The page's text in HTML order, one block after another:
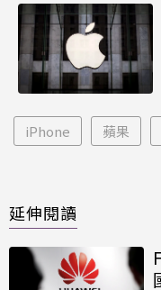
iPhone 蘋果
延伸閱讀